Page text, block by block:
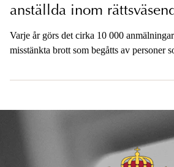
anställda inom
misstänks för brott?
Varje år görs det cirka 10 000
misstänkta brott som begåtts av personer
polisen, men det kan också handla om
Kustbevakningen, tullen och
när rättsväsendet ska utreda sina egna